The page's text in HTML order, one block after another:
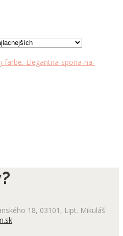
18, 03101, Lipt. Mikuláš